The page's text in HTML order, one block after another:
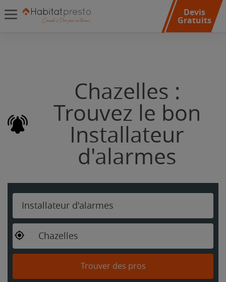
Devis
Gratuits
Chazelles :
Trouvez le bon
Installateur
d'alarmes
Installateur d'alarmes
Chazelles
Trouver des pros